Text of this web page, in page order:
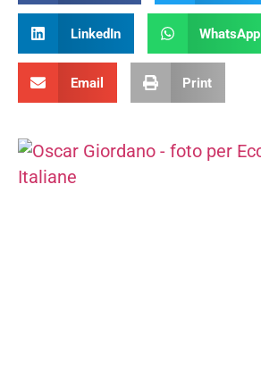
LinkedIn WhatsApp
Email Print